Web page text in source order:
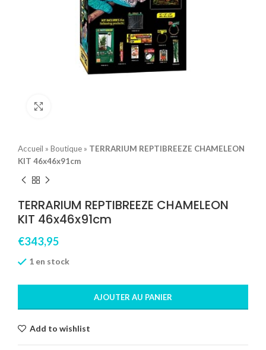
Accueil » Boutique » TERRARIUM REPTIBREEZE CHAMELEON
KIT 46x46x91cm
TERRARIUM REPTIBREEZE CHAMELEON
KIT 46x46x91cm
€343,95
1 en stock
AJOUTER AU PANIER
Add to wishlist